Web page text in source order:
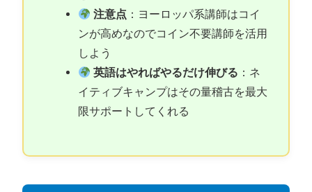
注意点 ：ヨーロッパ系講師はコイ
ンが高めなのでコイン不要講師を活用
しよう
英語はやればやるだけ伸びる ：ネ
イティブキャンプはその量稽古を最大
限サポートしてくれる